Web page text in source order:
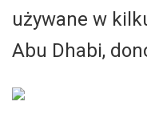
używane w
Abu Dhabi,